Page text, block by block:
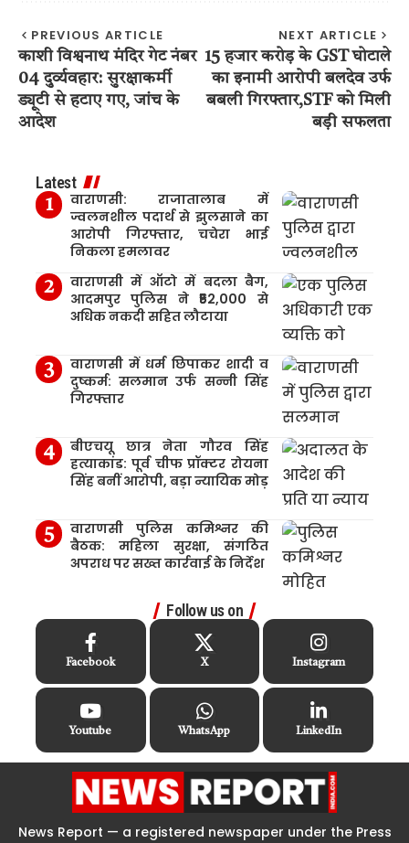
PREVIOUS ARTICLE
काशी विश्वनाथ मंदिर गेट नंबर
04 दुर्व्यवहार: सुरक्षाकर्मी
ड्यूटी से हटाए गए, जांच के
आदेश
NEXT ARTICLE
15 हजार करोड़ के GST घोटाले
का इनामी आरोपी बलदेव उर्फ
बबली गिरफ्तार,STF को मिली
बड़ी सफलता
Latest
वाराणसी: राजातालाब में
ज्वलनशील पदार्थ से झुलसाने का
आरोपी गिरफ्तार, चचेरा भाई
निकला हमलावर
वाराणसी में ऑटो में बदला बैग,
आदमपुर पुलिस ने ₹52,000 से
अधिक नकदी सहित लौटाया
वाराणसी में धर्म छिपाकर शादी व
दुष्कर्म: सलमान उर्फ सन्नी सिंह
गिरफ्तार
बीएचयू छात्र नेता गौरव सिंह
हत्याकांड: पूर्व चीफ प्रॉक्टर रोयना
सिंह बनीं आरोपी, बड़ा न्यायिक मोड़
वाराणसी पुलिस कमिश्नर की
बैठक: महिला सुरक्षा, संगठित
अपराध पर सख्त कार्रवाई के निर्देश
Follow us on
Facebook X Instagram
Youtube WhatsApp LinkedIn
News Report — a registered newspaper under the Press